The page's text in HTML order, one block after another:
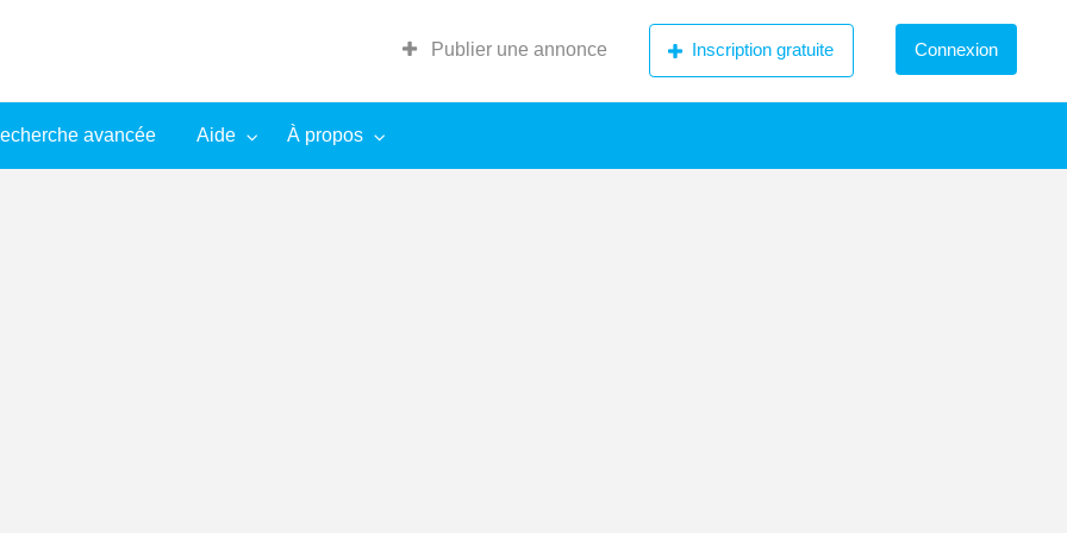
Publier une annonce Inscription gratuite Connexion
avancée Aide À propos